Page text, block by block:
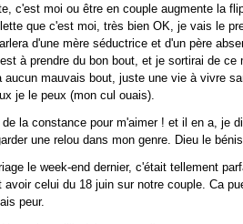
c'est moi ou être en couple augmente la
que c'est moi, très bien OK, je vais le
d'une mère séductrice et d'un père
à prendre du bon bout, et je sortirai de ce
aucun mauvais bout, juste une vie à vivre
je le peux (mon cul ouais).
la constance pour m'aimer ! et il en a, je
une relou dans mon genre. Dieu le
le week-end dernier, c'était tellement
celui du 18 juin sur notre couple. Ca
peur.